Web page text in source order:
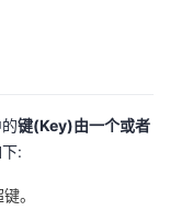
键(Key)由一个或者
:
。